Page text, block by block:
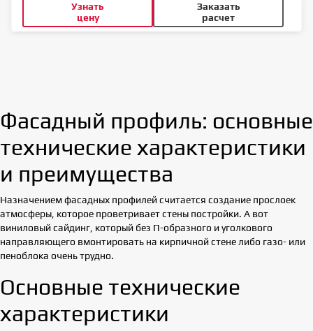
Узнать
цену
Заказать
расчет
Фасадный профиль: основные
технические характеристики
и преимущества
Назначением фасадных профилей считается создание прослоек
атмосферы, которое проветривает стены постройки. А вот
виниловый сайдинг, который без П-образного и уголкового
направляющего вмонтировать на кирпичной стене либо газо- или
пеноблока очень трудно.
Основные технические
характеристики